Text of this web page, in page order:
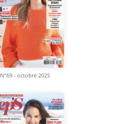
N°69 - octobre 2025